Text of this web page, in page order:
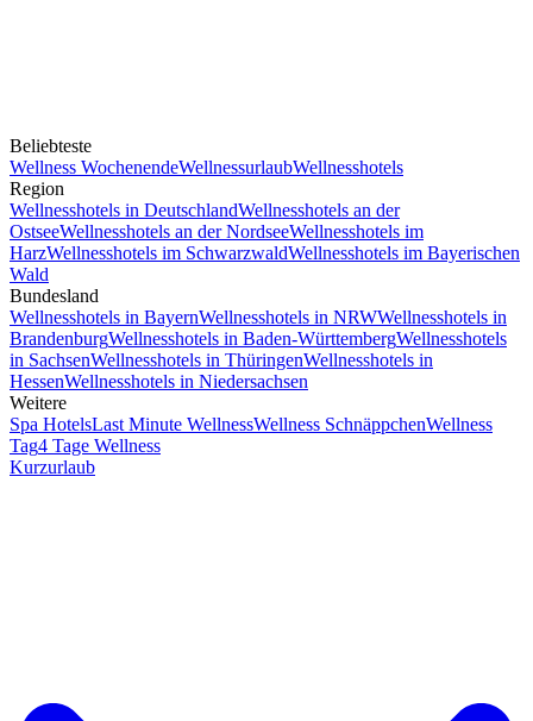
Beliebteste
Wellness WochenendeWellnessurlaubWellnesshotels
Region
Wellnesshotels in DeutschlandWellnesshotels an der
OstseeWellnesshotels an der NordseeWellnesshotels im
HarzWellnesshotels im SchwarzwaldWellnesshotels im Bayerischen
Wald
Bundesland
Wellnesshotels in BayernWellnesshotels in NRWWellnesshotels in
BrandenburgWellnesshotels in Baden-WürttembergWellnesshotels
in SachsenWellnesshotels in ThüringenWellnesshotels in
HessenWellnesshotels in Niedersachsen
Weitere
Spa HotelsLast Minute WellnessWellness SchnäppchenWellness
Tag4 Tage Wellness
Kurzurlaub